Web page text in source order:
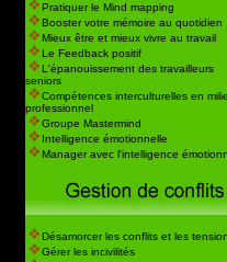
Pratiquer le Mind mapping
Booster votre mémoire au quotidien
Mieux être et mieux vivre au travail
Le Feedback positif
L'épanouissement des travailleurs
seniors
Compétences interculturelles en
professionnel
Groupe Mastermind
Intelligence émotionnelle
Manager avec l'intelligence
Désamorcer les conflits et les
Gérer les incivilités